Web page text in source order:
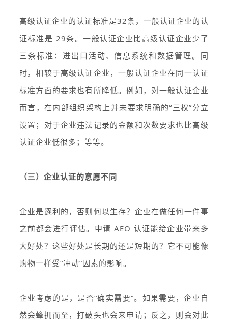
高级认证企业的认证标准是32条，一般认证企业的认
证标准是 29条。一般认证企业比高级认证企业少了
三条标准：进出口活动、信息系统和数据管理。同
时，相较于高级认证企业，一般认证企业在同一认证
标准方面的要求也有所降低。例如，对一般认证企业
而言，在内部组织架构上并未要求明确的“三权”分立
设置；对于企业违法记录的金额和次数要求也比高级
认证企业低很多；等等。
（三）企业认证的意愿不同
企业是逐利的，否则何以生存？企业在做任何一件事
之前都会进行评估。申请 AEO 认证能给企业带来多
大好处？这些好处是长期的还是短期的？它不可能像
购物一样受“冲动”因素的影响。
企业考虑的是，是否“确实需要”。如果需要，企业自
然会蜂拥而至，打破头也会来申请；反之，则会对此